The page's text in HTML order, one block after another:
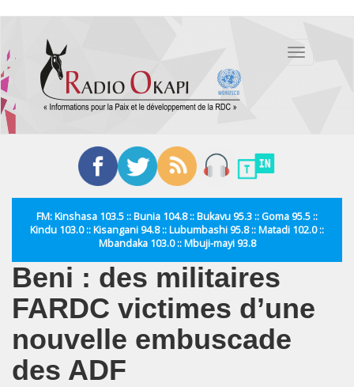
contenu
principal
Toggle
FM: Kinshasa 103.5 :: Bunia 104.8 :: Bukavu 95.3 :: Goma 95.5 ::
Kindu 103.0 :: Kisangani 94.8 :: Lubumbashi 95.8 :: Matadi 102.0 ::
Mbandaka 103.0 :: Mbuji-mayi 93.8
Beni : des militaires
FARDC victimes d’une
nouvelle embuscade
des ADF